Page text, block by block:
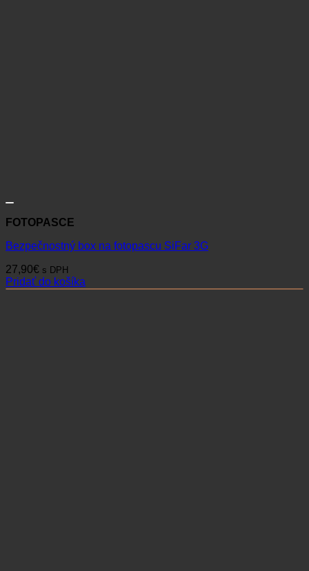
FOTOPASCE
Bezpečnostný box na fotopascu SiFar 3G
27,90€ s DPH
Pridať do košíka